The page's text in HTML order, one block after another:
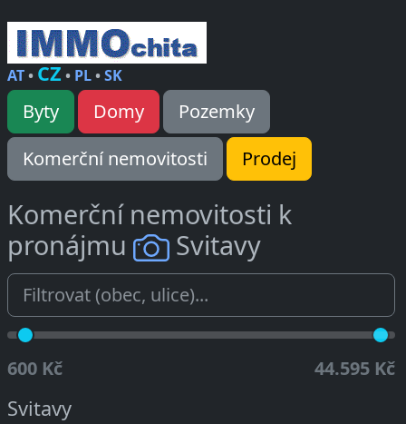
AT• CZ • PL•SK
Byty Domy
Pozemky
Komerční nemovitosti
Prodej
Komerční nemovitosti k
pronájmu
Svitavy
600 Kč 44.595 Kč
Svitavy